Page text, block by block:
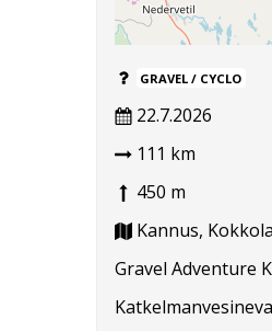
GRAVEL / CYCLO
22.7.2026
111 km
450 m
Kannus,
Gravel Adventure